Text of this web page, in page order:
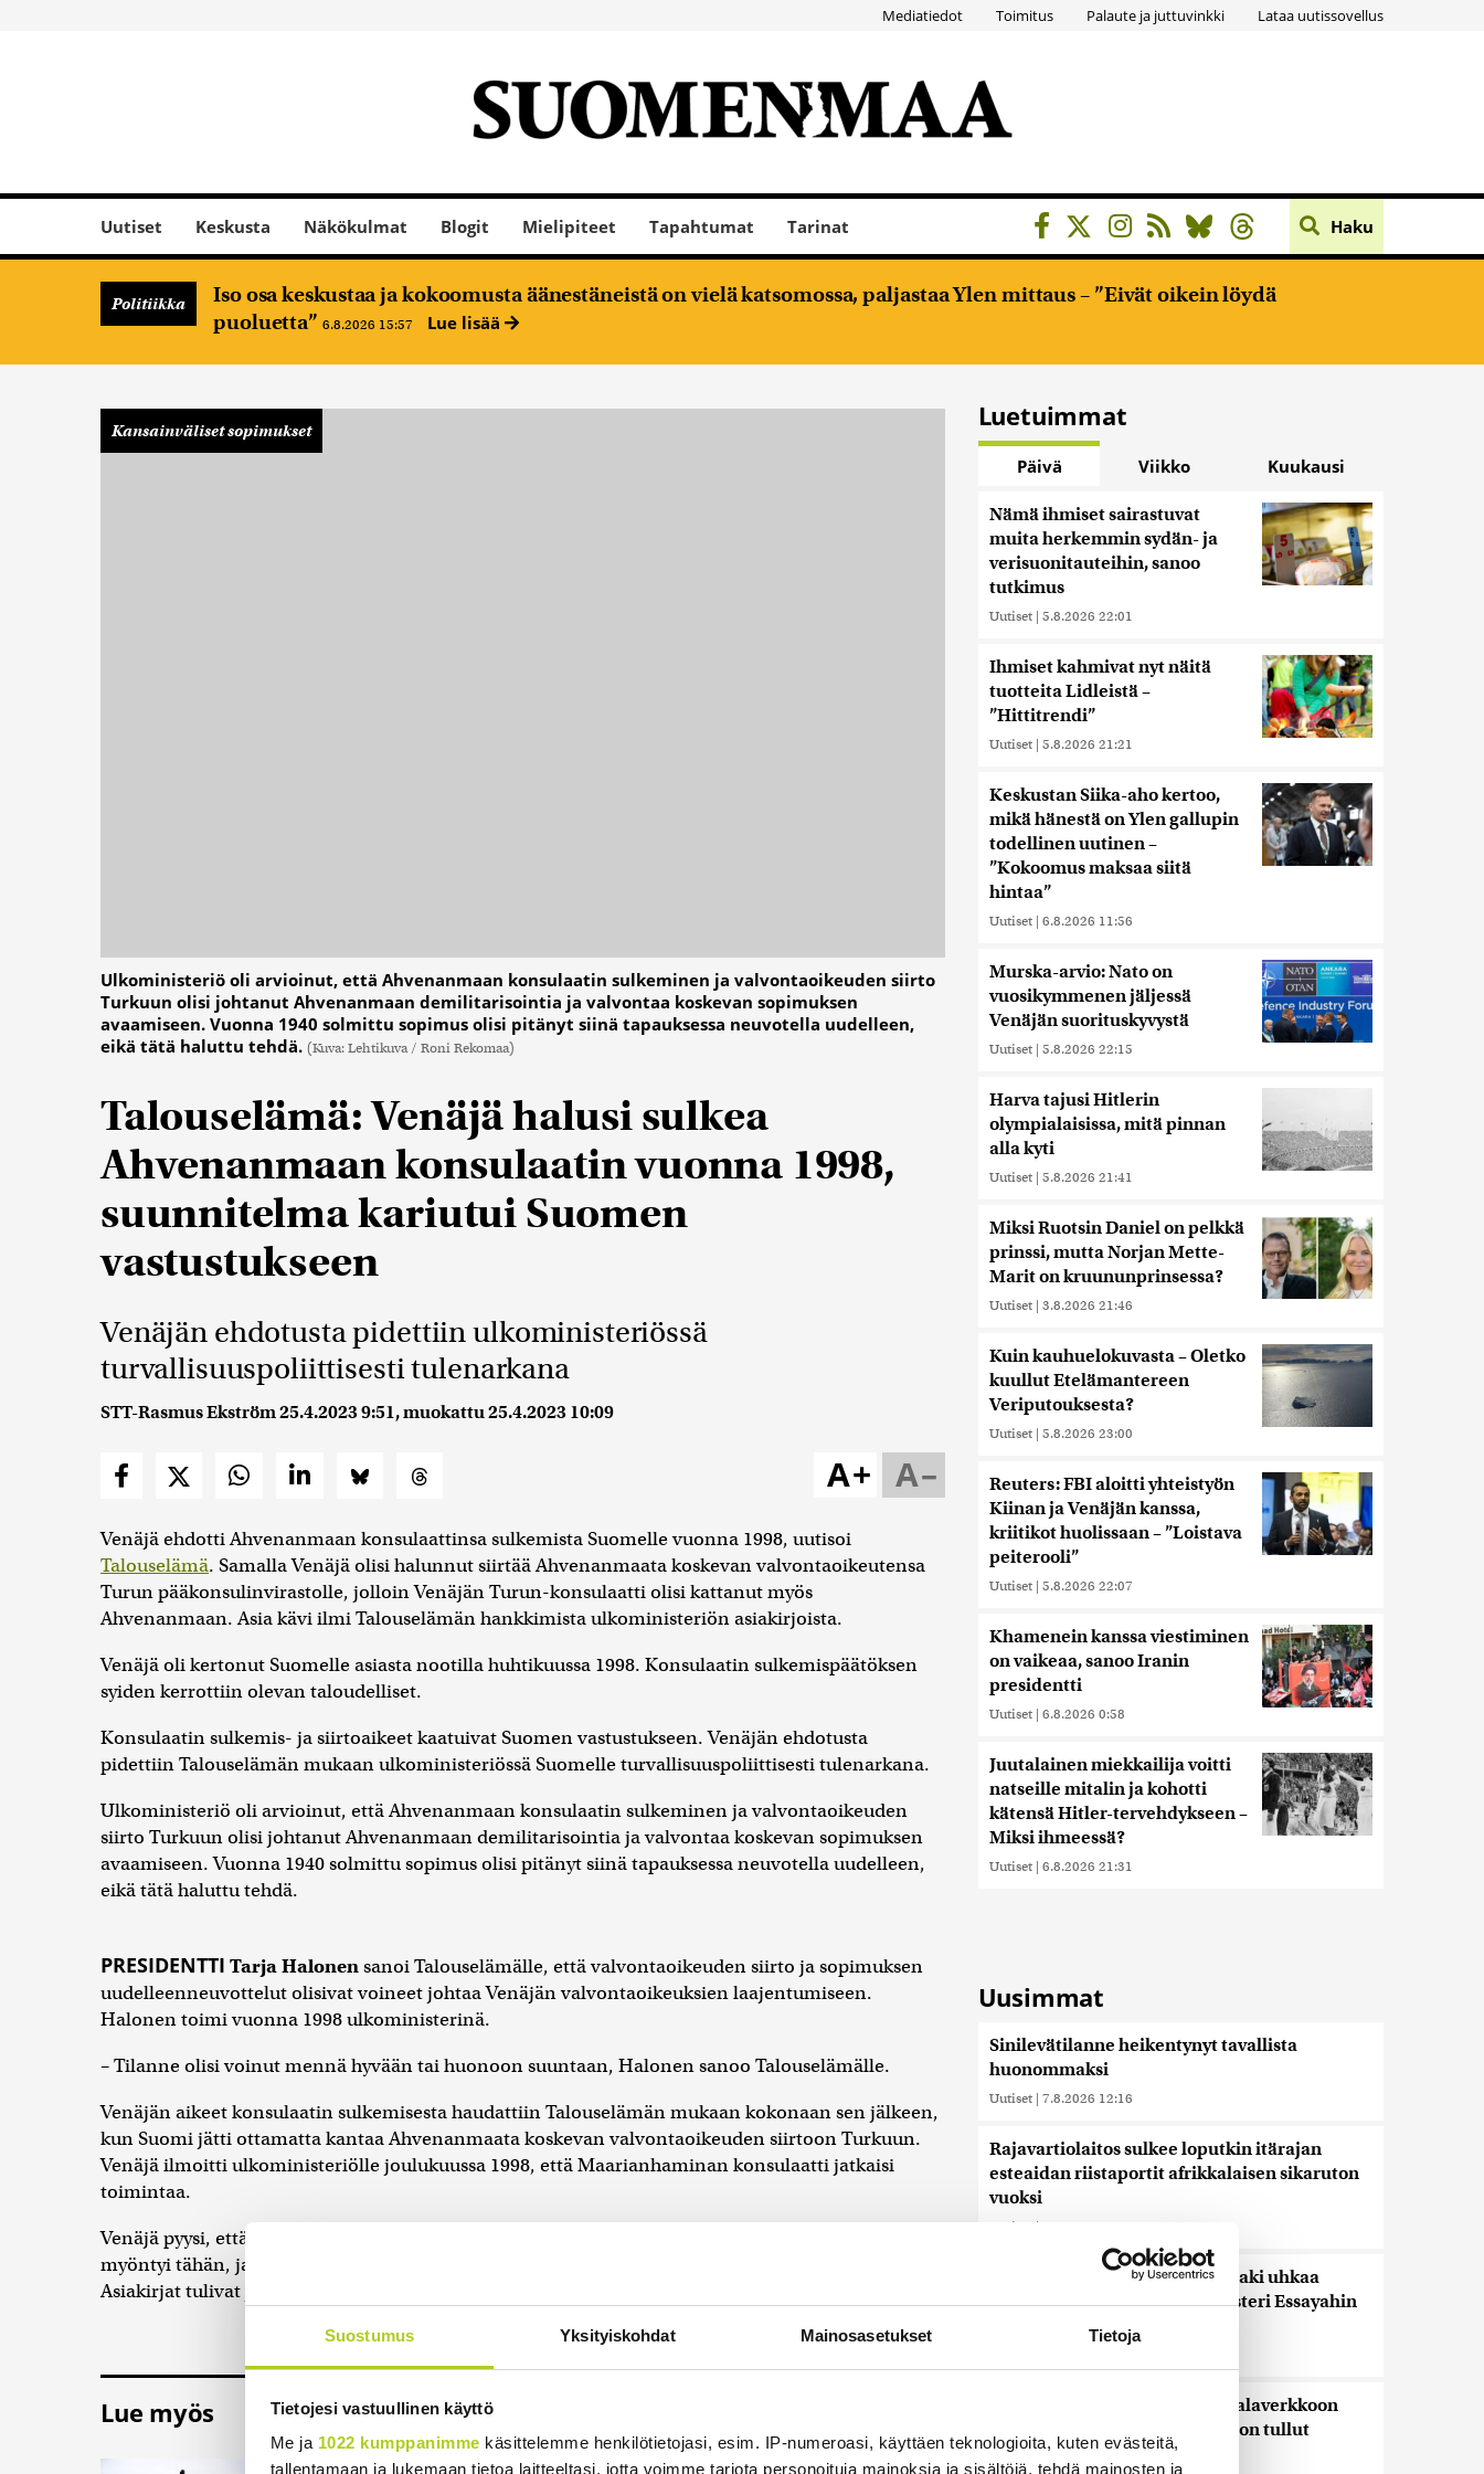
Suostumus Yksityiskohdat Mainosasetukset Tietoja
Tietojesi vastuullinen käyttö
Me ja 1022 kumppanimme käsittelemme henkilötietojasi, esim. IP-numeroasi, käyttäen teknologioita, kuten evästeitä,
tallentamaan ja lukemaan tietoa laitteeltasi, jotta voimme tarjota personoituja mainoksia ja sisältöjä, tehdä mainosten ja
Mediatiedot Toimitus Palaute ja juttuvinkki Lataa uutissovellus
Uutiset Keskusta Näkökulmat Blogit Mielipiteet Tapahtumat Tarinat Haku
Politiikka
Iso osa keskustaa ja kokoomusta äänestäneistä on vielä katsomossa, paljastaa Ylen mittaus – ”Eivät oikein löydä
puoluetta” 6.8.2026 15:57 Lue lisää
Kansainväliset sopimukset
Ulkoministeriö oli arvioinut, että Ahvenanmaan konsulaatin sulkeminen ja valvontaoikeuden siirto
Turkuun olisi johtanut Ahvenanmaan demilitarisointia ja valvontaa koskevan sopimuksen
avaamiseen. Vuonna 1940 solmittu sopimus olisi pitänyt siinä tapauksessa neuvotella uudelleen,
eikä tätä haluttu tehdä. (Kuva: Lehtikuva / Roni Rekomaa)
Talouselämä: Venäjä halusi sulkea
Ahvenanmaan konsulaatin vuonna 1998,
suunnitelma kariutui Suomen
vastustukseen
Venäjän ehdotusta pidettiin ulkoministeriössä
turvallisuuspoliittisesti tulenarkana
STT-Rasmus Ekström25.4.2023 9:51, muokattu25.4.2023 10:09
A–
A+
Venäjä ehdotti Ahvenanmaan konsulaattinsa sulkemista Suomelle vuonna 1998, uutisoi
Talouselämä. Samalla Venäjä olisi halunnut siirtää Ahvenanmaata koskevan valvontaoikeutensa
Turun pääkonsulinvirastolle, jolloin Venäjän Turun-konsulaatti olisi kattanut myös
Ahvenanmaan. Asia kävi ilmi Talouselämän hankkimista ulkoministeriön asiakirjoista.
Venäjä oli kertonut Suomelle asiasta nootilla huhtikuussa 1998. Konsulaatin sulkemispäätöksen
syiden kerrottiin olevan taloudelliset.
Konsulaatin sulkemis- ja siirtoaikeet kaatuivat Suomen vastustukseen. Venäjän ehdotusta
pidettiin Talouselämän mukaan ulkoministeriössä Suomelle turvallisuuspoliittisesti tulenarkana.
Ulkoministeriö oli arvioinut, että Ahvenanmaan konsulaatin sulkeminen ja valvontaoikeuden
siirto Turkuun olisi johtanut Ahvenanmaan demilitarisointia ja valvontaa koskevan sopimuksen
avaamiseen. Vuonna 1940 solmittu sopimus olisi pitänyt siinä tapauksessa neuvotella uudelleen,
eikä tätä haluttu tehdä.
PRESIDENTTI Tarja Halonensanoi Talouselämälle, että valvontaoikeuden siirto ja sopimuksen
uudelleenneuvottelut olisivat voineet johtaa Venäjän valvontaoikeuksien laajentumiseen.
Halonen toimi vuonna 1998 ulkoministerinä.
– Tilanne olisi voinut mennä hyvään tai huonoon suuntaan, Halonen sanoo Talouselämälle.
Venäjän aikeet konsulaatin sulkemisesta haudattiin Talouselämän mukaan kokonaan sen jälkeen,
kun Suomi jätti ottamatta kantaa Ahvenanmaata koskevan valvontaoikeuden siirtoon Turkuun.
Venäjä ilmoitti ulkoministeriölle joulukuussa 1998, että Maarianhaminan konsulaatti jatkaisi
toimintaa.
Venäjä pyysi, että tietoa konsulaatin jatkoa koskevasta keskustelusta ei julkistettaisi. Suomi
myöntyi tähän, ja kaikki Venäjän noottia koskevat asiakirjat julistettiin salaisiksi 25 vuoden ajaksi.
Asiakirjat tulivat julkisiksi tänä keväänä.
Lue myös
Luetuimmat
Päivä Viikko Kuukausi
Nämä ihmiset sairastuvat
muita herkemmin sydän- ja
verisuonitauteihin, sanoo
tutkimus
Uutiset | 5.8.2026 22:01
Ihmiset kahmivat nyt näitä
tuotteita Lidleistä –
”Hittitrendi”
Uutiset | 5.8.2026 21:21
Keskustan Siika-aho kertoo,
mikä hänestä on Ylen gallupin
todellinen uutinen –
”Kokoomus maksaa siitä
hintaa”
Uutiset | 6.8.2026 11:56
Murska-arvio: Nato on
vuosikymmenen jäljessä
Venäjän suorituskyvystä
Uutiset | 5.8.2026 22:15
Harva tajusi Hitlerin
olympialaisissa, mitä pinnan
alla kyti
Uutiset | 5.8.2026 21:41
Miksi Ruotsin Daniel on pelkkä
prinssi, mutta Norjan Mette-
Marit on kruununprinsessa?
Uutiset | 3.8.2026 21:46
Kuin kauhuelokuvasta – Oletko
kuullut Etelämantereen
Veriputouksesta?
Uutiset | 5.8.2026 23:00
Reuters: FBI aloitti yhteistyön
Kiinan ja Venäjän kanssa,
kriitikot huolissaan – ”Loistava
peiterooli”
Uutiset | 5.8.2026 22:07
Khamenein kanssa viestiminen
on vaikeaa, sanoo Iranin
presidentti
Uutiset | 6.8.2026 0:58
Juutalainen miekkailija voitti
natseille mitalin ja kohotti
kätensä Hitler-tervehdykseen –
Miksi ihmeessä?
Uutiset | 6.8.2026 21:31
Uusimmat
Sinilevätilanne heikentynyt tavallista
huonommaksi
Uutiset | 7.8.2026 12:16
Rajavartiolaitos sulkee loputkin itärajan
esteaidan riistaportit afrikkalaisen sikaruton
vuoksi
Uutiset |
Keskustan Siponen: Epäselvä laki uhkaa
pysäyttää kesähakkuut – ministeri Essayahin
korjattava tilanne
Saimaannorpan kuutti kuoli kalaverkkoon
Liperissä – jo vuoden 12:s tietoon tullut
pyydyskuolema